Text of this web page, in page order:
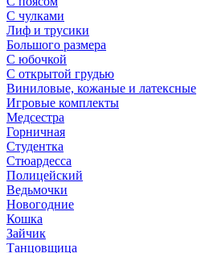
С чулками
Лиф и трусики
Большого размера
С юбочкой
С открытой грудью
Виниловые, кожаные и латексные
Игровые комплекты
Медсестра
Горничная
Студентка
Стюардесса
Полицейский
Ведьмочки
Новогодние
Кошка
Зайчик
Танцовщица